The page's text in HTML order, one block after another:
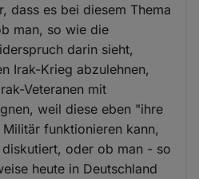
dass es bei diesem Thema
man, so wie die
darin sieht,
Irak-Krieg abzulehnen,
Veteranen mit
weil diese eben "ihre
funktionieren kann,
oder ob man - so
heute in Deutschland